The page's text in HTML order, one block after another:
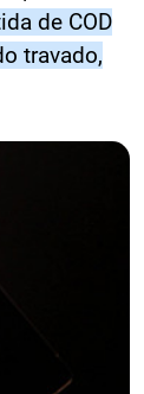
de COD
travado,